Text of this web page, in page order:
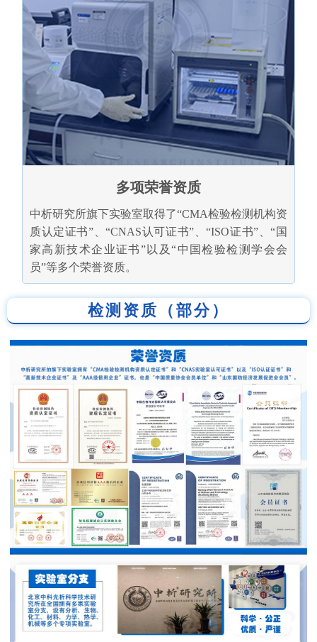
多项荣誉资质
中析研究所旗下实验室取得了“CMA检验检测机构资
质认定证书”、“CNAS认可证书”、“ISO证书”、“国
家高新技术企业证书”以及“中国检验检测学会会
员”等多个荣誉资质。
检测资质（部分）